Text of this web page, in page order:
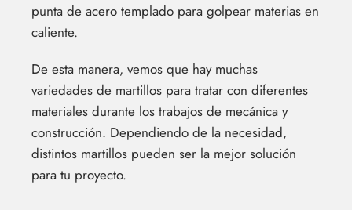
punta de acero templado para golpear materias en
caliente.
De esta manera, vemos que hay muchas
variedades de martillos para tratar con diferentes
materiales durante los trabajos de mecánica y
construcción. Dependiendo de la necesidad,
distintos martillos pueden ser la mejor solución
para tu proyecto.